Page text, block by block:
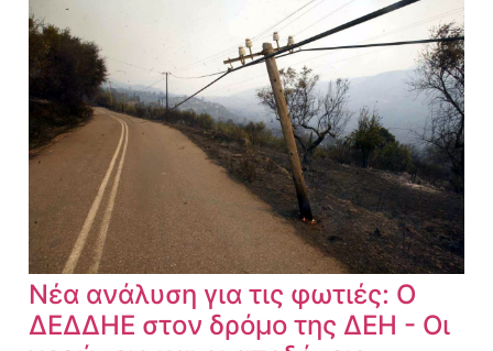
Νέα ανάλυση για τις φωτιές: Ο
ΔΕΔΔΗΕ στον δρόμο της ΔΕΗ - Οι